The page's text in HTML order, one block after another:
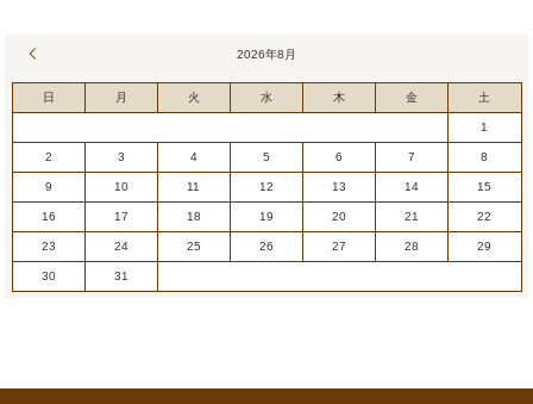
2026年8月
日 月 火 水 木 金 土
1
2 3 4 5 6 7 8
9 10 11 12 13 14 15
16 17 18 19 20 21 22
23 24 25 26 27 28 29
30 31